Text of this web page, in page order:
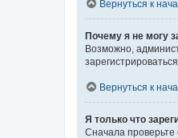
Вернуться к
Почему я не могу
Возможно,
Вернуться к
Я только что
Сначала проверьте